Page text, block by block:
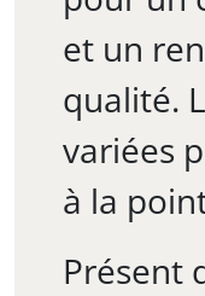
et un
qualité.
variées
à la
Présent